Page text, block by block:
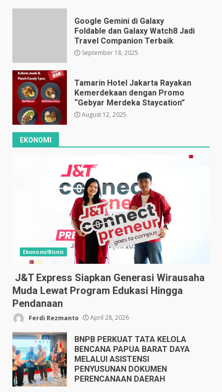
Google Gemini di Galaxy
Foldable dan Galaxy Watch8 Jadi
Travel Companion Terbaik
September 18, 2025
Tamarin Hotel Jakarta Rayakan
Kemerdekaan dengan Promo
“Gebyar Merdeka Staycation”
August 12, 2025
EKONOMI
Ekonomi/Bisnis
J&T Express Siapkan Generasi Wirausaha
Muda Lewat Program Edukasi Hingga
Pendanaan
Ferdi Rezmanto April 28, 2026
BNPB PERKUAT TATA KELOLA
BENCANA PAPUA BARAT DAYA
MELALUI ASISTENSI
PENYUSUNAN DOKUMEN
PERENCANAAN DAERAH